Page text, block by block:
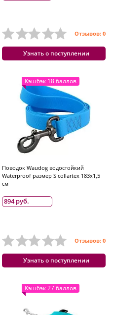
Отзывов: 0
Узнать о поступлении
Кэшбэк 18 баллов
Поводок Waudog водостойкий
Waterproof размер S collartex 183x1,5
см
894 руб.
Отзывов: 0
Узнать о поступлении
Кэшбэк 27 баллов